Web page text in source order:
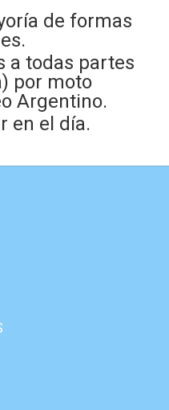
de formas
a todas partes
por moto
Argentino.
en el día.